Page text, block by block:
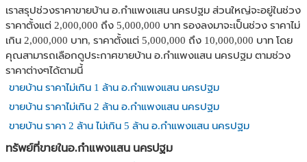
เราสรุปช่วงราคาขายบ้าน อ.กำแพงแสน นครปฐม ส่วนใหญ่จะอยู่ในช่วง
ราคาตั้งแต่ 2,000,000 ถึง 5,000,000 บาท รองลงมาจะเป็นช่วง ราคาไม่
เกิน 2,000,000 บาท, ราคาตั้งแต่ 5,000,000 ถึง 10,000,000 บาท โดย
คุณสามารถเลือกดูประกาศขายบ้าน อ.กำแพงแสน นครปฐม ตามช่วง
ราคาต่างๆได้ตามนี้
ขายบ้าน ราคาไม่เกิน 1 ล้าน อ.กำแพงแสน นครปฐม
ขายบ้าน ราคาไม่เกิน 2 ล้าน อ.กำแพงแสน นครปฐม
ขายบ้าน ราคา 2 ล้าน ไม่เกิน 5 ล้าน อ.กำแพงแสน นครปฐม
ทรัพย์ที่ขายในอ.กำแพงแสน นครปฐม